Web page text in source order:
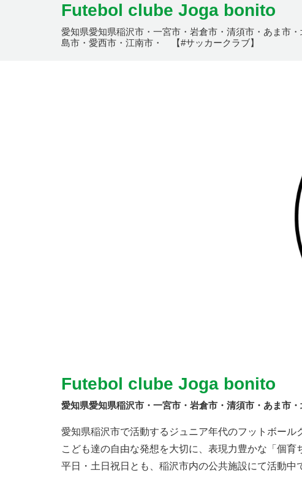
Futebol clube Joga bonito
愛知県愛知県稲沢市・一宮市・岩倉市・清須市・あま市
島市・愛西市・江南市・ 【#サッカークラブ】
Futebol clube Joga bonito
愛知県愛知県稲沢市・一宮市・岩倉市・清須市・あま市
愛知県稲沢市で活動するジュニア年代のフットボール
こども達の自由な発想を大切に、表現力豊かな「個育
平日・土日祝日とも、稲沢市内の公共施設にて活動中